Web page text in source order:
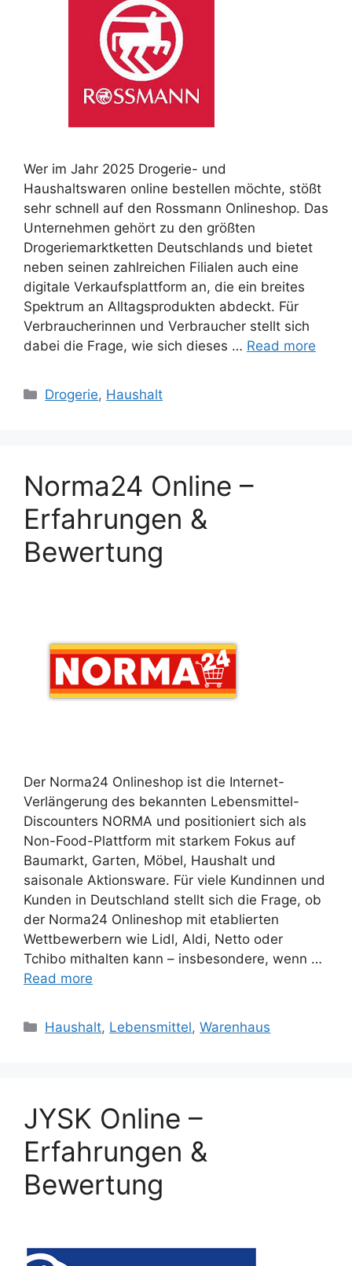
Wer im Jahr 2025 Drogerie- und
Haushaltswaren online bestellen möchte, stößt
sehr schnell auf den Rossmann Onlineshop. Das
Unternehmen gehört zu den größten
Drogeriemarktketten Deutschlands und bietet
neben seinen zahlreichen Filialen auch eine
digitale Verkaufsplattform an, die ein breites
Spektrum an Alltagsprodukten abdeckt. Für
Verbraucherinnen und Verbraucher stellt sich
dabei die Frage, wie sich dieses … Read more
Categories
Drogerie, Haushalt
Norma24 Online –
Erfahrungen &
Bewertung
Der Norma24 Onlineshop ist die Internet-
Verlängerung des bekannten Lebensmittel-
Discounters NORMA und positioniert sich als
Non-Food-Plattform mit starkem Fokus auf
Baumarkt, Garten, Möbel, Haushalt und
saisonale Aktionsware. Für viele Kundinnen und
Kunden in Deutschland stellt sich die Frage, ob
der Norma24 Onlineshop mit etablierten
Wettbewerbern wie Lidl, Aldi, Netto oder
Tchibo mithalten kann – insbesondere, wenn …
Read more
Categories
Haushalt, Lebensmittel,Warenhaus
JYSK Online –
Erfahrungen &
Bewertung